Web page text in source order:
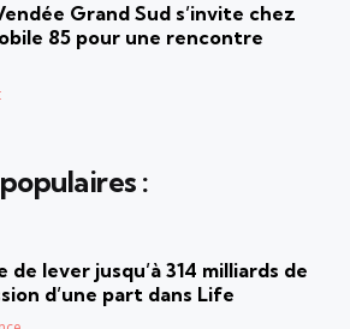
Grand Sud s’invite chez
85 pour une rencontre
:
de lever jusqu’à 314 milliards de
d’une part dans Life